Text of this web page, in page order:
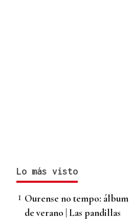
Lo más visto
Ourense no tempo: álbum
de verano | Las pandillas